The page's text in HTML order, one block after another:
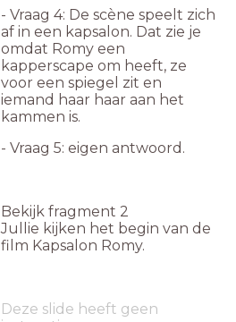
- Vraag 4: De scène speelt zich
af in een kapsalon. Dat zie je
omdat Romy een
kapperscape om heeft, ze
voor een spiegel zit en
iemand haar haar aan het
kammen is.
- Vraag 5: eigen antwoord.
Bekijk fragment 2
Jullie kijken het begin van de
film Kapsalon Romy.
Deze slide heeft geen